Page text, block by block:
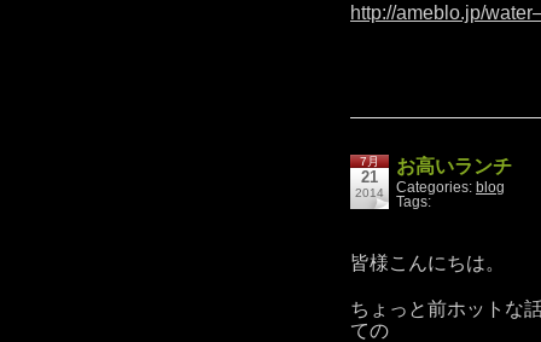
http://ameblo.jp/
7月
21
2014
お高いランチ
Categories: blog
Tags:
皆様こんにちは。
ちょっと前ホットな
ての